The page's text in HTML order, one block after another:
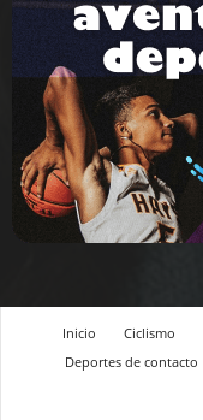
Inicio Ciclismo
Deportes de contacto